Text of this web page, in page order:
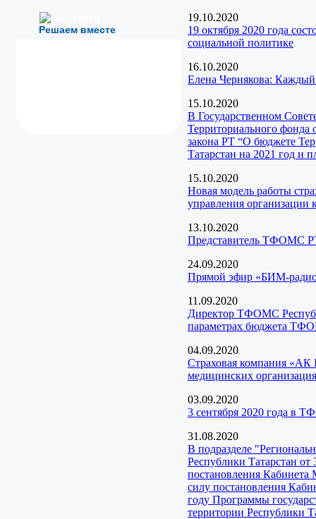
Решаем вместе
19.10.2020
19 октября 2020 года
социальной политике
16.10.2020
Елена Чернякова: Каждый
15.10.2020
В Государственном
Территориального фонда
закона РТ “О бюджете
Татарстан на 2021 год и
15.10.2020
Новая модель работы
управления
13.10.2020
Представитель ТФОМС
24.09.2020
Прямой эфир «БИМ-радио
11.09.2020
Директор ТФОМС
параметрах бюджета
04.09.2020
Страховая компания «АК
медицинских
03.09.2020
3 сентября 2020 года в
31.08.2020
В подразделе
Республики Татарстан
постановления
силу постановления
году Программы
территории Республики